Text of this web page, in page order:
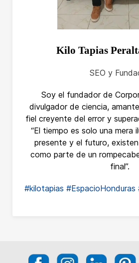
Kilo Tapias
SEO y
Soy el fundador de
divulgador de ciencia,
fiel creyente del error y
“El tiempo es solo una mera
presente y el futuro,
como parte de un
final”.
#kilotapias #EspacioHonduras